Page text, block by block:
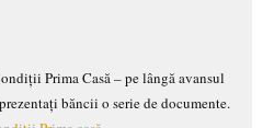
Prima Casă – pe lângă avansul
băncii o serie de documente.